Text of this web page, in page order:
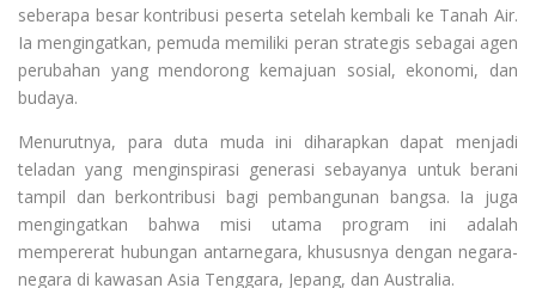
seberapa besar kontribusi peserta setelah kembali ke Tanah Air.
Ia mengingatkan, pemuda memiliki peran strategis sebagai agen
perubahan yang mendorong kemajuan sosial, ekonomi, dan
budaya.
Menurutnya, para duta muda ini diharapkan dapat menjadi
teladan yang menginspirasi generasi sebayanya untuk berani
tampil dan berkontribusi bagi pembangunan bangsa. Ia juga
mengingatkan bahwa misi utama program ini adalah
mempererat hubungan antarnegara, khususnya dengan negara-
negara di kawasan Asia Tenggara, Jepang, dan Australia.